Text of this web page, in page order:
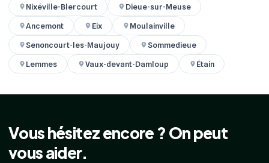
Nixéville-Blercourt
Dieue-sur-Meuse
Ancemont
Eix
Moulainville
Senoncourt-les-Maujouy
Sommedieue
Lemmes
Vaux-devant-Damloup Étain
Vous hésitez encore ? On peut
vous aider.